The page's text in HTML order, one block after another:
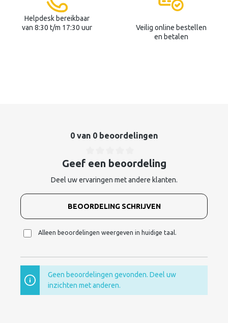
Helpdesk bereikbaar
van 8:30 t/m 17:30 uur
Veilig online bestellen
en betalen
0 van 0 beoordelingen
Geef een beoordeling
Deel uw ervaringen met andere klanten.
BEOORDELING SCHRIJVEN
Alleen beoordelingen weergeven in huidige taal.
Geen beoordelingen gevonden. Deel uw
inzichten met anderen.